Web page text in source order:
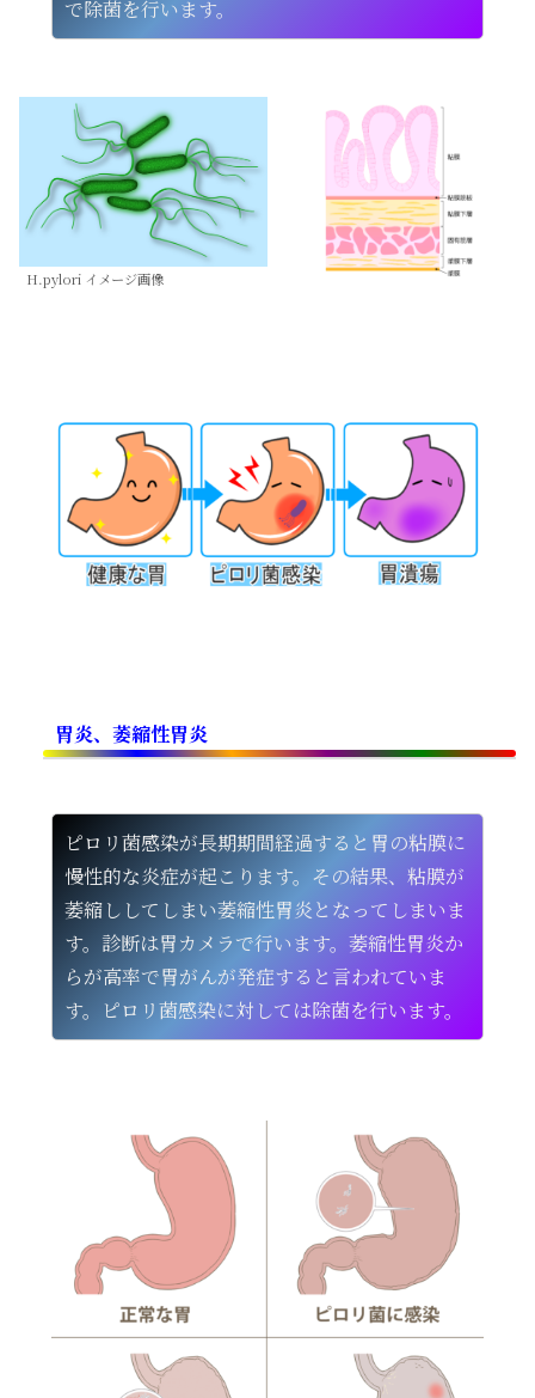
で除菌を行います。
H.pylori イメージ画像
胃炎、萎縮性胃炎
ピロリ菌感染が長期期間経過すると胃の粘膜に
慢性的な炎症が起こります。その結果、粘膜が
萎縮ししてしまい萎縮性胃炎となってしまいま
す。診断は胃カメラで行います。萎縮性胃炎か
らが高率で胃がんが発症すると言われていま
す。ピロリ菌感染に対しては除菌を行います。